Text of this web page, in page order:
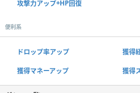
攻撃力アップ+HP回復
便利系
ドロップ率アップ 獲得
獲得マネーアップ 獲得